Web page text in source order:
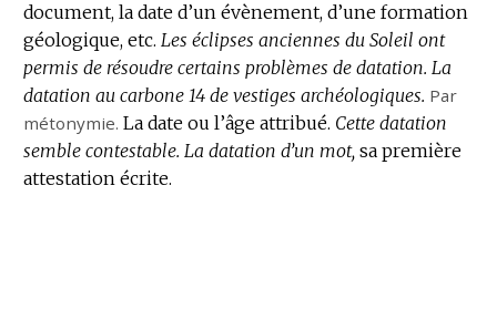
document, la date d’un évènement, d’une formation
géologique, etc. Les éclipses anciennes du Soleil ont
permis de résoudre certains problèmes de datation. La
datation au carbone 14 de vestiges archéologiques. Par
métonymie. La date ou l’âge attribué. Cette datation
semble contestable. La datation d’un mot, sa première
attestation écrite.